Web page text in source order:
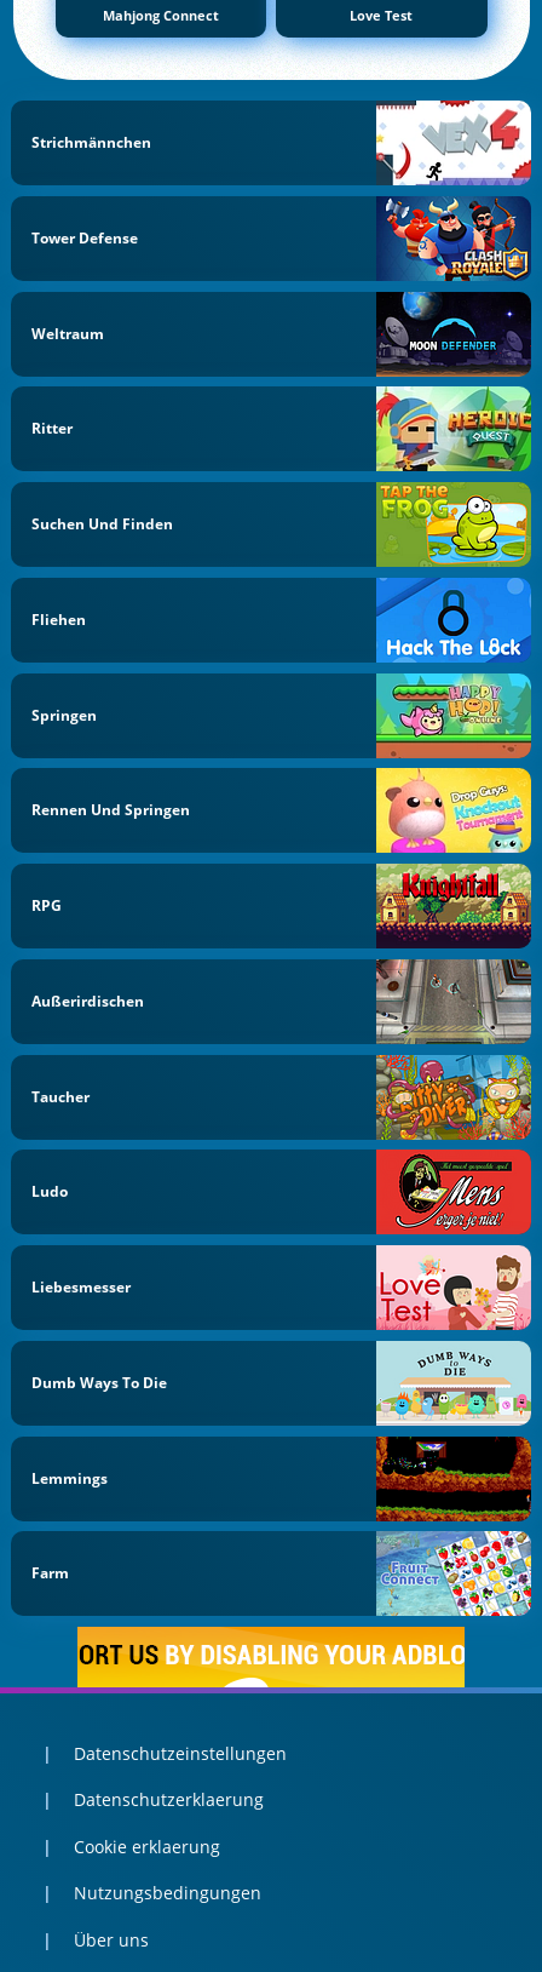
Mahjong Connect Love Test
Strichmännchen
Tower Defense
Weltraum
Ritter
Suchen Und Finden
Fliehen
Springen
Rennen Und Springen
RPG
Außerirdischen
Taucher
Ludo
Liebesmesser
Dumb Ways To Die
Lemmings
Farm
Datenschutzeinstellungen
Datenschutzerklaerung
Cookie erklaerung
Nutzungsbedingungen
Über uns